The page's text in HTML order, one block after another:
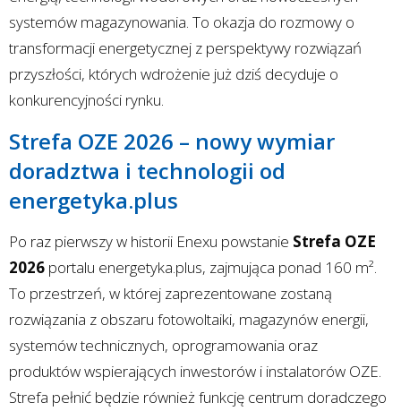
systemów magazynowania. To okazja do rozmowy o
transformacji energetycznej z perspektywy rozwiązań
przyszłości, których wdrożenie już dziś decyduje o
konkurencyjności rynku.
Strefa OZE 2026 – nowy wymiar
doradztwa i technologii od
energetyka.plus
Po raz pierwszy w historii Enexu powstanie Strefa OZE
2026 portalu energetyka.plus, zajmująca ponad 160 m².
To przestrzeń, w której zaprezentowane zostaną
rozwiązania z obszaru fotowoltaiki, magazynów energii,
systemów technicznych, oprogramowania oraz
produktów wspierających inwestorów i instalatorów OZE.
Strefa pełnić będzie również funkcję centrum doradczego